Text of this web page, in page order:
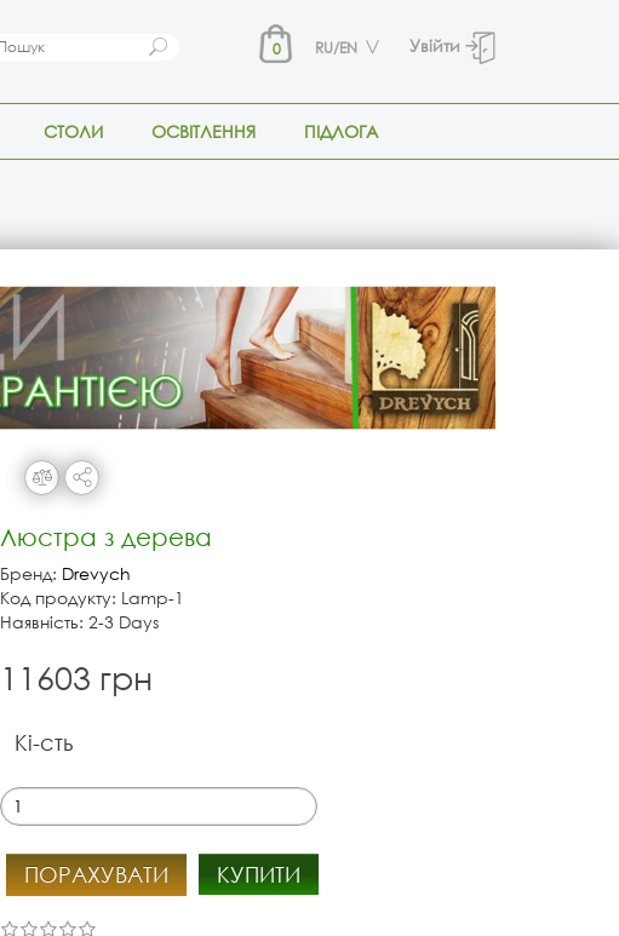
0 RU/EN Увійти
СТОЛИ ОСВІТЛЕННЯ ПІДЛОГА
Люстра з дерева
Бренд: Drevych
Код продукту: Lamp-1
Наявність: 2-3 Days
11603 грн
Кі-сть
ПОРАХУВАТИ КУПИТИ